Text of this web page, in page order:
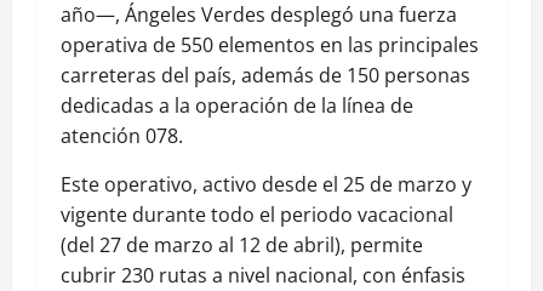
año—, Ángeles Verdes desplegó una fuerza
operativa de 550 elementos en las principales
carreteras del país, además de 150 personas
dedicadas a la operación de la línea de
atención 078.
Este operativo, activo desde el 25 de marzo y
vigente durante todo el periodo vacacional
(del 27 de marzo al 12 de abril), permite
cubrir 230 rutas a nivel nacional, con énfasis